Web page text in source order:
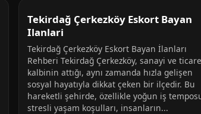
Tekirdağ Çerkezköy Eskort Bayan
Ilanlari
Tekirdağ Çerkezköy Eskort Bayan İlanları
Rehberi Tekirdağ Çerkezköy, sanayi ve
kalbinin attığı, aynı zamanda hızla gelişen
sosyal hayatıyla dikkat çeken bir ilçedir. Bu
hareketli şehirde, özellikle yoğun iş
stresli yaşam koşulları, insanların...